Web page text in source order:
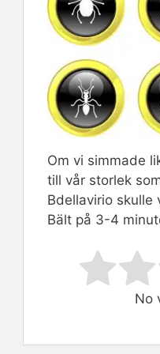
Om vi simmade
till vår storlek
Bdellavirio skulle
Bält på 3-4
Rate this item:
No